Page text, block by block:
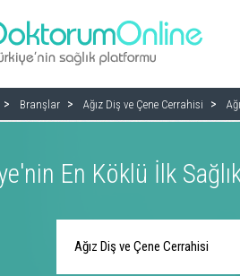
Branşlar Ağız Diş ve Çene Cerrahisi
En Köklü İlk